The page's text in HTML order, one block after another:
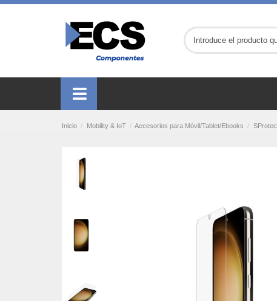
Inicio Mobility & IoT Accesorios para Móvil/Tablet/Ebooks